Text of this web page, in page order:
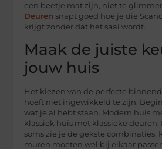
een beetje mat zijn, niet te
Deuren snapt goed hoe je die
krijgt zonder dat het saai wordt.
Maak de juiste
jouw huis
Het kiezen van de perfecte
hoeft niet ingewikkeld te zijn.
wat je al hebt staan. Modern huis
klassiek huis met klassieke deuren.
soms zie je de gekste combinaties.
muren moeten wel bij elkaar